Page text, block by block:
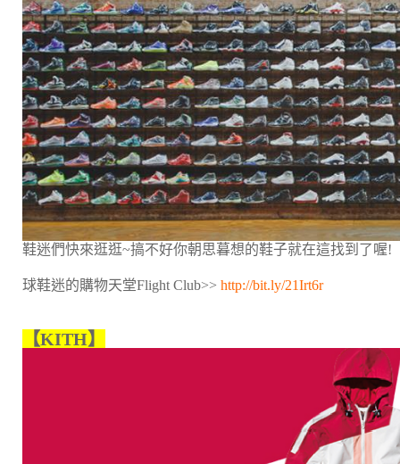
鞋迷們快來逛逛~搞不好你朝思暮想的鞋子就在這找到了喔!
球鞋迷的購物天堂Flight Club>> http://bit.ly/21Irt6r
【KITH】